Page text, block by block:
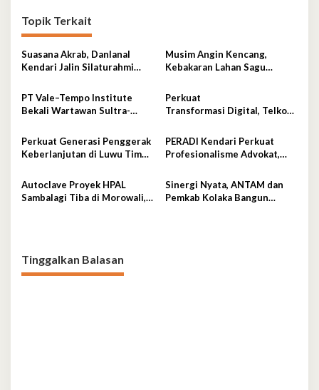
Topik Terkait
Suasana Akrab, Danlanal
Kendari Jalin Silaturahmi
Musim Angin Kencang,
Kebakaran Lahan Sagu
Fadil Indah
PT Vale–Tempo Institute
Bekali Wartawan Sultra-
Investigasi di Sorowako
Perkuat
Transformasi Digital, Telkom
Kota Kendari
Perkuat Generasi Penggerak
Keberlanjutan di Luwu Timur,
Konservasi
PERADI Kendari Perkuat
Profesionalisme Advokat,
Pengurus Baru Jaga
Integritas
Autoclave Proyek HPAL
Sambalagi Tiba di Morowali,
Sinergi Nyata, ANTAM dan
Pemkab Kolaka Bangun
Tinggalkan Balasan